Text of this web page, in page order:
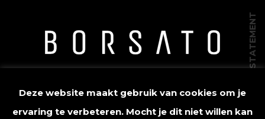
PRIVACY STATEMENT
Deze website maakt gebruik van cookies om je
ervaring te verbeteren. Mocht je dit niet willen kan